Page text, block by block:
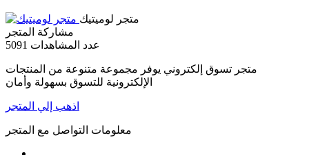
متجر لوميتيك
مشاركة المتجر
عدد المشاهدات 5091
متجر تسوق إلكتروني يوفر مجموعة متنوعة من المنتجات
الإلكترونية للتسوق بسهولة وأمان
اذهب إلي المتجر
معلومات التواصل مع المتجر